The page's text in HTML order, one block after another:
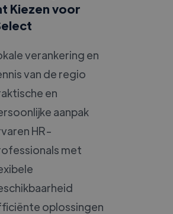
Kiezen voor
verankering en
van de regio
en
aanpak
HR-
met
oplossingen